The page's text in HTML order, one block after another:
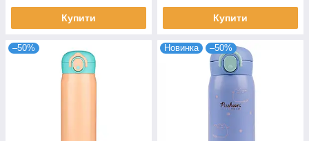
Купити Купити
–50% Новинка –50%